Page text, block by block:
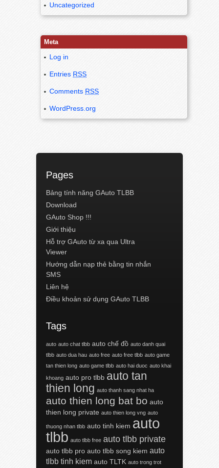
Uncategorized
Meta
Log in
Entries RSS
Comments RSS
WordPress.org
Pages
Bảng tính năng GAuto TLBB
Download
GAuto Shop !!!
Giới thiệu
Hỗ trợ GAuto từ xa qua Ultra
Viewer
Hướng dẫn nạp thẻ bằng tin nhắn
SMS
Liên hệ
Điều khoản sử dụng GAuto TLBB
Tags
auto auto chat tlbb auto chế đồ auto danh quai
tlbb auto dua hau auto free auto free tlbb auto game
tan thien long auto game tlbb auto hai duoc auto khai
khoang auto pro tlbb auto tan
thien long auto thanh sang nhat ha
auto thien long bat bo auto
thien long private auto thien long vng auto
thuong nhan tlbb auto tinh kiem auto
tlbb auto tlbb free auto tlbb private
auto tlbb pro auto tlbb song kiem auto
tlbb tinh kiem auto TLTK auto trong trot